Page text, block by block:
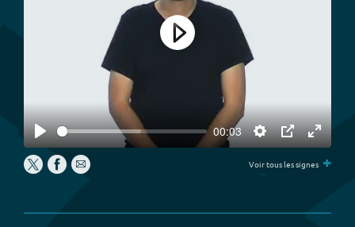
Play
00:03
Settings
PIP
Enter
Play
Voir tous les signes +